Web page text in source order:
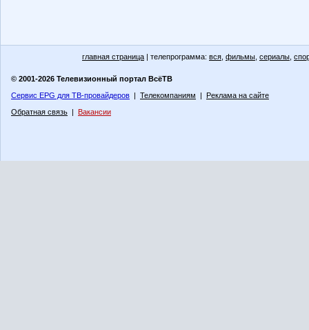
главная страница | телепрограмма: вся фильмы сериалы
© 2001-2026 Телевизионный портал ВсёТВ
Сервис EPG для ТВ-провайдеров | Телекомпаниям | Реклама на сайте
Обратная связь | Вакансии